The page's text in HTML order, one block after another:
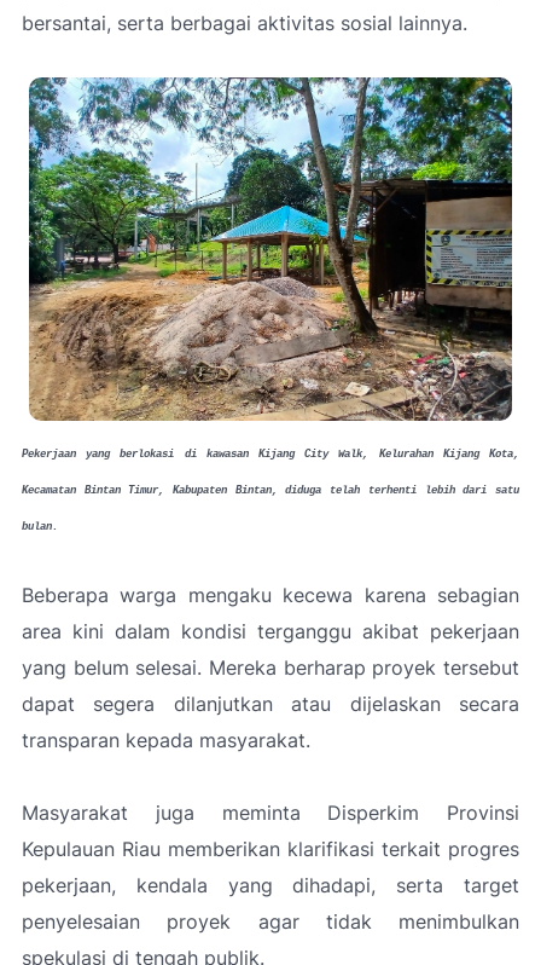
bersantai, serta berbagai aktivitas sosial lainnya.
Pekerjaan yang berlokasi di kawasan Kijang City Walk, Kelurahan Kijang Kota,
Kecamatan Bintan Timur, Kabupaten Bintan, diduga telah terhenti lebih dari satu
bulan.
Beberapa warga mengaku kecewa karena sebagian
area kini dalam kondisi terganggu akibat pekerjaan
yang belum selesai. Mereka berharap proyek tersebut
dapat segera dilanjutkan atau dijelaskan secara
transparan kepada masyarakat.
Masyarakat juga meminta Disperkim Provinsi
Kepulauan Riau memberikan klarifikasi terkait progres
pekerjaan, kendala yang dihadapi, serta target
penyelesaian proyek agar tidak menimbulkan
spekulasi di tengah publik.